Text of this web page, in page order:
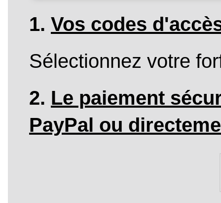
1. Vos codes
Sélectionnez votre
2. Le paiement
PayPal ou